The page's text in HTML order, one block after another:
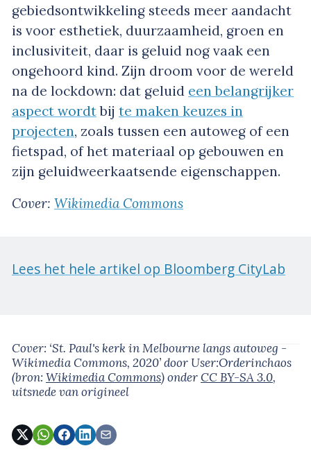
gebiedsontwikkeling steeds meer aandacht
is voor esthetiek, duurzaamheid, groen en
inclusiviteit, daar is geluid nog vaak een
ongehoord kind. Zijn droom voor de wereld
na de lockdown: dat geluid een belangrijker
aspect wordtbij te maken keuzes in
projecten, zoals tussen een autoweg of een
fietspad, of het materiaal op gebouwen en
zijn geluidweerkaatsende eigenschappen.
Cover: Wikimedia Commons
Lees het hele artikel op Bloomberg CityLab
Cover: ‘St. Paul's kerk in Melbourne langs autoweg -
Wikimedia Commons, 2020’door User:Orderinchaos
(bron: Wikimedia Commons)onderCC BY-SA 3.0,
uitsnede van origineel